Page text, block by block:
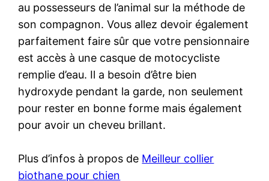
au possesseurs de l’animal sur la méthode de
son compagnon. Vous allez devoir également
parfaitement faire sûr que votre pensionnaire
est accès à une casque de motocycliste
remplie d’eau. Il a besoin d’être bien
hydroxyde pendant la garde, non seulement
pour rester en bonne forme mais également
pour avoir un cheveu brillant.
Plus d’infos à propos de Meilleur collier
biothane pour chien